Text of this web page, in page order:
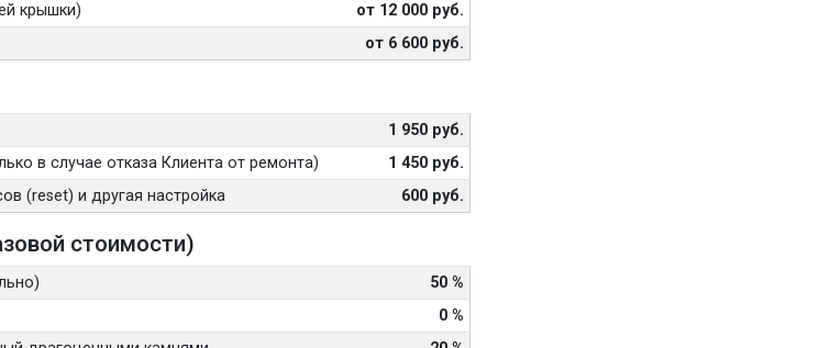
крышки)
от 12 000 руб.
от 6 600 руб.
1 950 руб.
в случае отказа Клиента от ремонта)
1 450 руб.
(reset) и другая настройка
600 руб.
стоимости)
50 %
0 %